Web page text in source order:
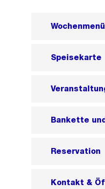
Wochenmenü
Speisekarte
Bankette
Reservation
Kontakt &